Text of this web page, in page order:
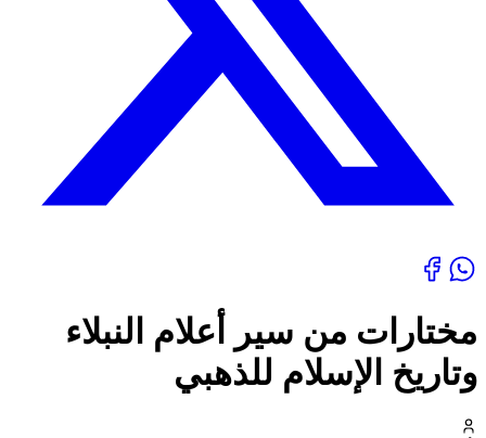
مختارات من سير أعلام النبلاء
وتاريخ الإسلام للذهبي